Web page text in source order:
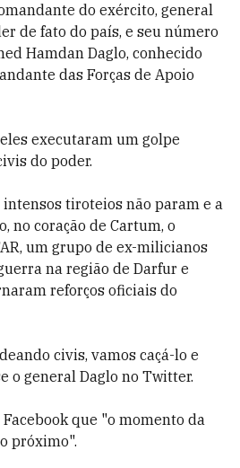
do exército, general
de fato do país, e seu número
Hamdan Daglo, conhecido
das Forças de Apoio
executaram um golpe
do poder.
intensos tiroteios não param e a
no coração de Cartum, o
um grupo de ex-milicianos
na região de Darfur e
reforços oficiais do
civis, vamos caçá-lo e
o general Daglo no Twitter.
que "o momento da
próximo".